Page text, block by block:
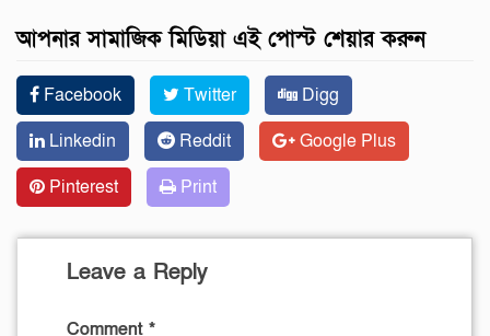
আপনার সামাজিক মিডিয়া এই পোস্ট শেয়ার করুন
Facebook Twitter
Digg
Linkedin
Reddit
Google Plus
Pinterest
Print
Leave a Reply
Comment *